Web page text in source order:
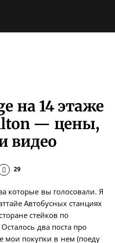
на 14 этаже
— цены,
видео
29
которые вы голосовали. Я
Автобусных станциях
стейков по
два поста про
мои покупки в нем (поеду